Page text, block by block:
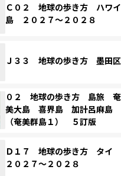
Ｃ０２ 地球の歩き方 ハワイ
島 ２０２７～２０２８
Ｊ３３ 地球の歩き方 墨田区
０２ 地球の歩き方 島旅 奄
美大島 喜界島 加計呂麻島
（奄美群島１） ５訂版
Ｄ１７ 地球の歩き方 タイ
２０２７～２０２８